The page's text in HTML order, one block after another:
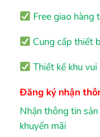
Free giao hàng
Cung cấp thiết
Thiết kế khu
Đăng ký nhận
Nhận thông tin
khuyến mãi